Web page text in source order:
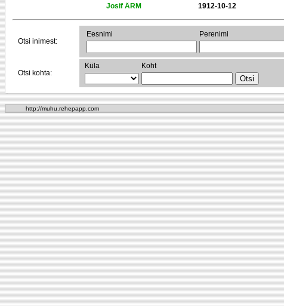
Josif ÄRM
1912-10-12
Otsi inimest:
Eesnimi Perenimi
Otsi kohta:
Küla Koht
http://muhu.rehepapp.com